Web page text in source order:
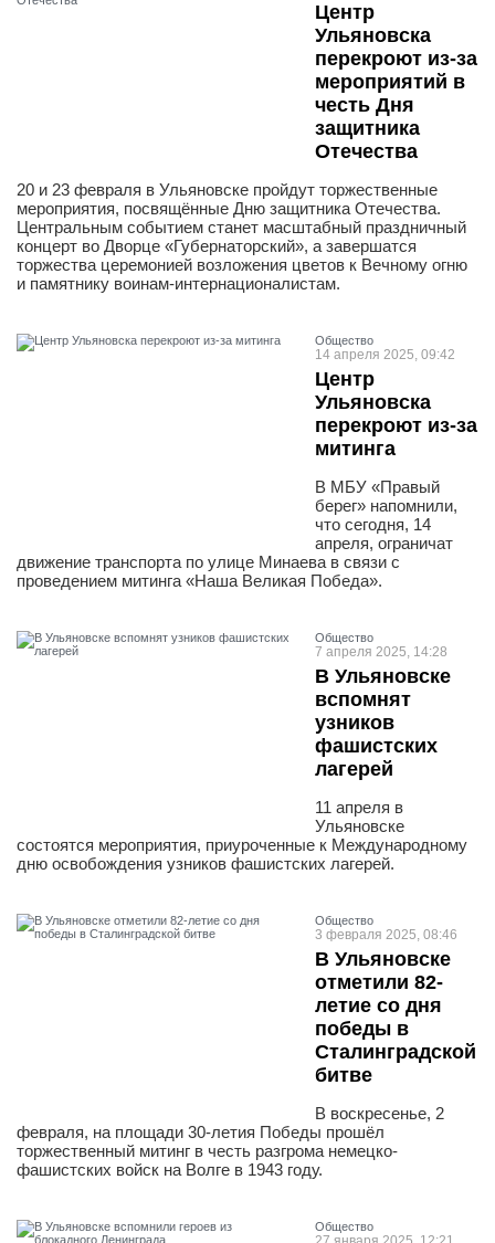
Центр
Ульяновска
перекроют из-за
мероприятий в
честь Дня
защитника
Отечества
20 и 23 февраля в Ульяновске пройдут торжественные
мероприятия, посвящённые Дню защитника Отечества.
Центральным событием станет масштабный праздничный
концерт во Дворце «Губернаторский», а завершатся
торжества церемонией возложения цветов к Вечному огню
и памятнику воинам-интернационалистам.
Общество
14 апреля 2025, 09:42
Центр
Ульяновска
перекроют из-за
митинга
В МБУ «Правый
берег» напомнили,
что сегодня, 14
апреля, ограничат
движение транспорта по улице Минаева в связи с
проведением митинга «Наша Великая Победа».
Общество
7 апреля 2025, 14:28
В Ульяновске
вспомнят
узников
фашистских
лагерей
11 апреля в
Ульяновске
состоятся мероприятия, приуроченные к Международному
дню освобождения узников фашистских лагерей.
Общество
3 февраля 2025, 08:46
В Ульяновске
отметили 82-
летие со дня
победы в
Сталинградской
битве
В воскресенье, 2
февраля, на площади 30-летия Победы прошёл
торжественный митинг в честь разгрома немецко-
фашистских войск на Волге в 1943 году.
Общество